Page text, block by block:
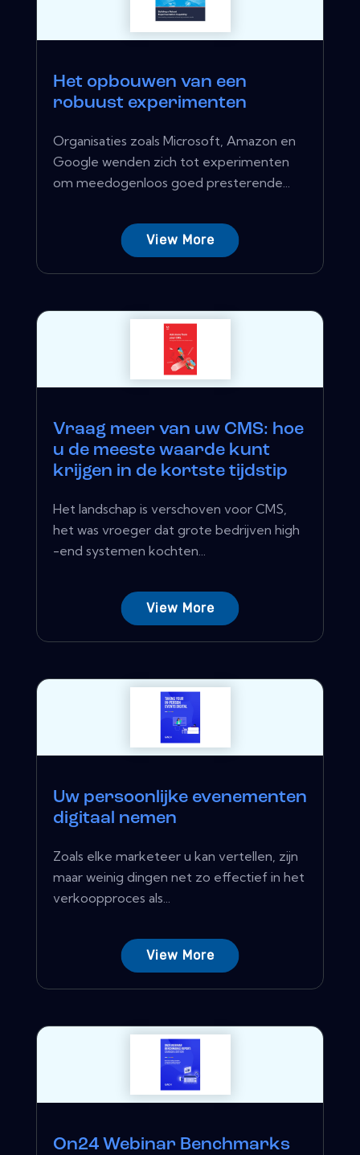
Het opbouwen van een
robuust experimenten
Organisaties zoals Microsoft, Amazon en
Google wenden zich tot experimenten
om meedogenloos goed presterende...
View More
Vraag meer van uw CMS: hoe
u de meeste waarde kunt
krijgen in de kortste tijdstip
Het landschap is verschoven voor CMS,
het was vroeger dat grote bedrijven high
-end systemen kochten...
View More
Uw persoonlijke evenementen
digitaal nemen
Zoals elke marketeer u kan vertellen, zijn
maar weinig dingen net zo effectief in het
verkoopproces als...
View More
On24 Webinar Benchmarks